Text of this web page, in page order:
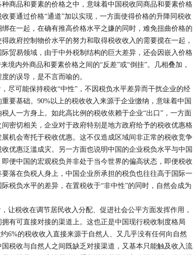
商品和要素的价格之中，意味着中国税收同商品和要素价格
要通过价格“通道”加以实现，一方面使得价格的升降同税收
在一起，在确有推高价格水平之嫌的同时，难免扭曲价格的
政府控制物价水平的努力和取得税收收入的需要搅在一起，
贸易领域，由于中外税制结构的巨大差异，还会因嵌入价格
境内外商品和要素价格之间的“反差”或“倒挂”。几相叠加，
的误导，是不言而喻的。
可能保持税收“中性”，不因税负水平差异而干扰企业的经
要基础。90%以上的税收收入来源于企业缴纳，意味着中国
人一方身上。如此高比例的税收依赖于企业“出口”，一方面
密切相关，企业对于政府特别是地方政府给予的税收优惠格
机会寄托于税收优惠。这不仅造成区域间非正常的税收竞争
优惠泛滥成灾。另一方面也说明中国的企业税负水平与中国
便中国的宏观税负并非处于当今世界的偏高状态，即便税收
落在负税人身上，中国企业所承担的税负也往往高于国际一
税负水平的差异，在置税收于“非中性”的同时，自然会成为
税收在调节居民收入分配、促进社会公平方面发挥作用，
有可直接对接的渠道上。这也正是中国现行税收制度格局
6%的税收收入直接来源于自然人、又几乎没有任何向自然
税收与自然人之间既缺乏对接渠道，又基本只能触及收入流